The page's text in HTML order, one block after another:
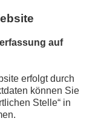
auf
erfolgt durch
können Sie
Stelle“ in